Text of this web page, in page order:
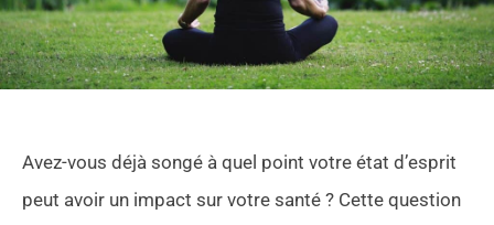
Avez-vous déjà songé à quel point votre état d’esprit
peut avoir un impact sur votre santé ? Cette question